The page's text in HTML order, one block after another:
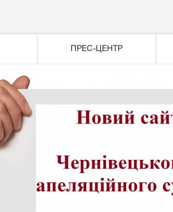
ПРЕС-ЦЕНТР